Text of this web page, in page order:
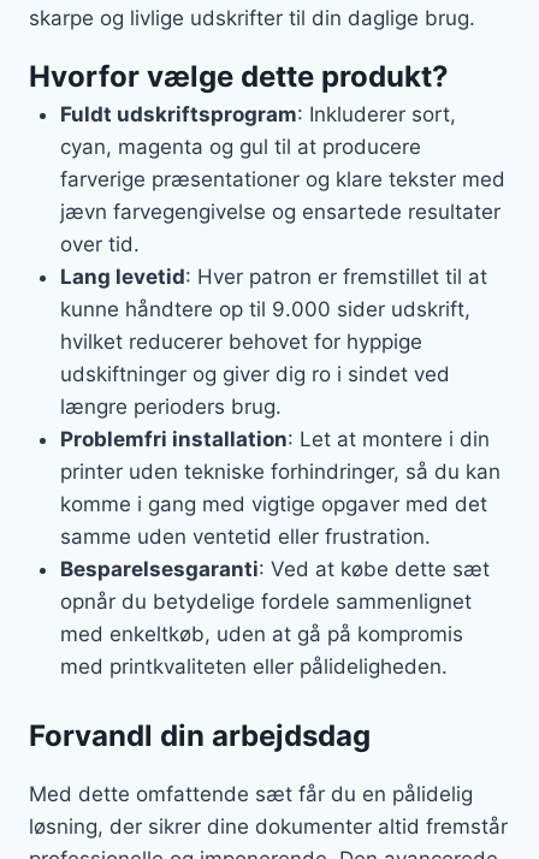
skarpe og livlige udskrifter til din daglige brug.
Hvorfor vælge dette produkt?
Fuldt udskriftsprogram: Inkluderer sort,
cyan, magenta og gul til at producere
farverige præsentationer og klare tekster med
jævn farvegengivelse og ensartede resultater
over tid.
Lang levetid: Hver patron er fremstillet til at
kunne håndtere op til 9.000 sider udskrift,
hvilket reducerer behovet for hyppige
udskiftninger og giver dig ro i sindet ved
længre perioders brug.
Problemfri installation: Let at montere i din
printer uden tekniske forhindringer, så du kan
komme i gang med vigtige opgaver med det
samme uden ventetid eller frustration.
Besparelsesgaranti: Ved at købe dette sæt
opnår du betydelige fordele sammenlignet
med enkeltkøb, uden at gå på kompromis
med printkvaliteten eller pålideligheden.
Forvandl din arbejdsdag
Med dette omfattende sæt får du en pålidelig
løsning, der sikrer dine dokumenter altid fremstår